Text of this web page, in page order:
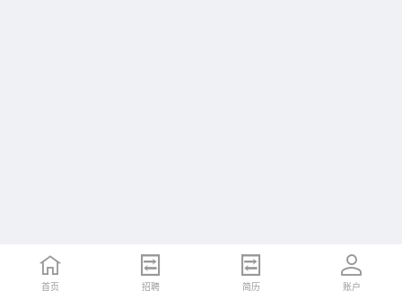
首页 招聘 简历 账户